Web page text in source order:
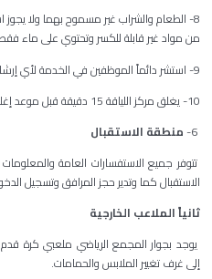
8- الطعام والشراب غير مسموح بهما ولا يجوز
من مواد غير قابلة للكسر وتحتوي على ماء
9- استشر دائماً الموظفين في الخدمة لأي إرشادات أو مساعدة.
10- يغلق مركز اللياقة 15 دقيقة قبل موعد إغلاق المرافق الرياضية.
6-
منطقة الاستقبال
تتوفر جميع الاستفسارات العامة
الاستقبال كما وتدير حجز المرافق وتسجيل
ثانياً الملاعب الخارجية
يوجد بجوار المجمع الرياضي ملعبي كرة
إلى غرف تغيير الملابس والحمامات.